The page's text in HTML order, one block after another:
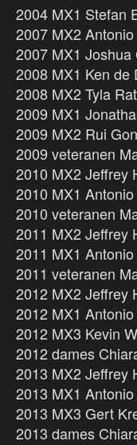
2004 MX1 Stefan
2007 MX2
2007 MX1 Joshua
2008 MX1 Ken de
2008 MX2 Tyla
2009 MX1
2009 MX2 Rui
2009 veteranen
2010 MX2 Jeffrey
2010 MX1
2010 veteranen
2011 MX2 Jeffrey
2011 MX1
2011 veteranen
2012 MX2 Jeffrey
2012 MX1
2012 MX3 Kevin
2012 dames
2013 MX2 Jeffrey
2013 MX1
2013 MX3 Gert
2013 dames